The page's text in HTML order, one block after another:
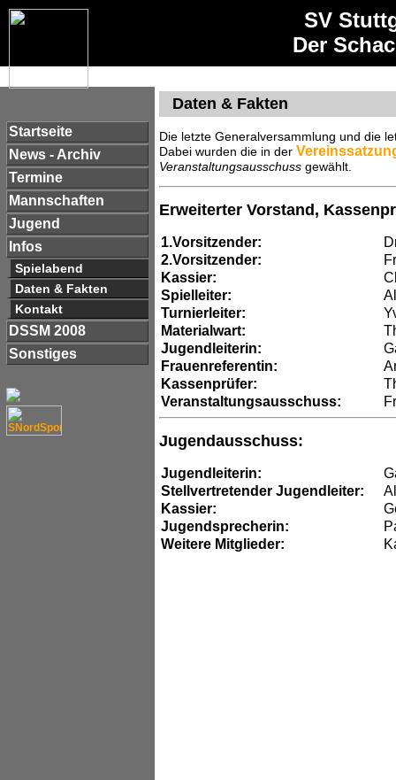
SV
Der
Startseite
News - Archiv
Termine
Mannschaften
Jugend
Infos
Spielabend
Daten & Fakten
Kontakt
DSSM 2008
Sonstiges
Daten & Fakten
Die letzte Generalversammlung und die
Dabei wurden die in der
Veranstaltungsausschuss gewählt.
Erweiterter Vorstand,
1.Vorsitzender:
2.Vorsitzender:
Kassier:
Spielleiter:
Turnierleiter:
Materialwart:
Jugendleiterin:
Frauenreferentin:
Kassenprüfer:
Veranstaltungsausschuss:
Jugendausschuss:
Jugendleiterin:
Stellvertretender Jugendleiter:
Kassier:
Jugendsprecherin:
Weitere Mitglieder: